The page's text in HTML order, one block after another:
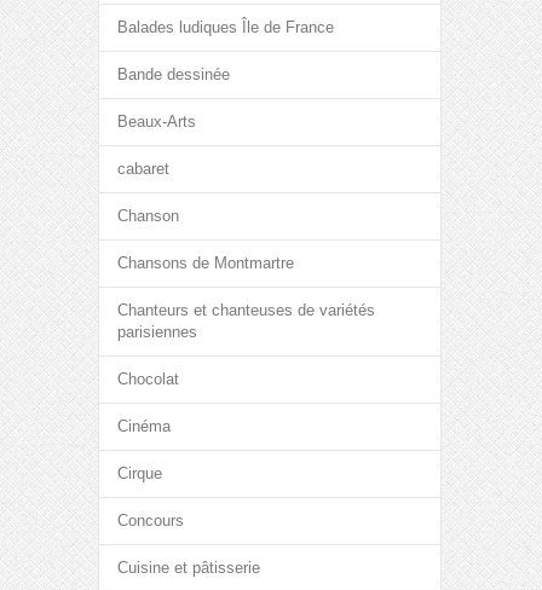
Balades ludiques Île de France
Bande dessinée
Beaux-Arts
cabaret
Chanson
Chansons de Montmartre
Chanteurs et chanteuses de variétés
parisiennes
Chocolat
Cinéma
Cirque
Concours
Cuisine et pâtisserie